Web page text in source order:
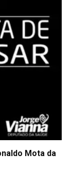
Mota da